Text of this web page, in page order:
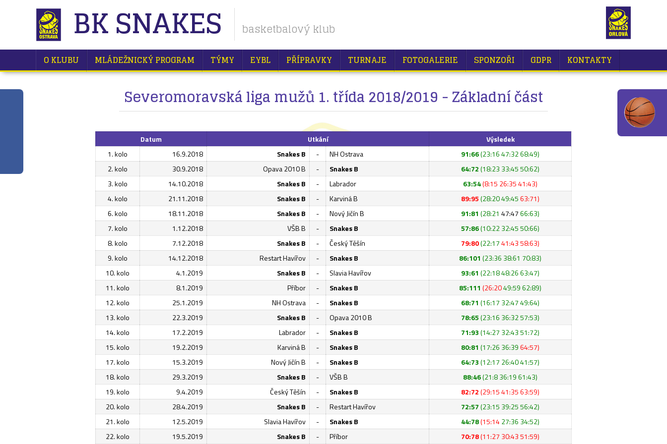
BK SNAKES basketbalový klub
O KLUBU MLÁDEŽNICKÝ PROGRAM TÝMY EYBL PŘÍPRAVKY TURNAJE FOTOGALERIE SPONZOŘI GDPR KONTAKTY
Severomoravská liga mužů 1. třída 2018/2019 - Základní část
Datum Utkání
Výsledek
1. kolo
16.9.2018 Snakes B - NH Ostrava 91:66(23:16 47:32 68:49)
2. kolo
30.9.2018 Opava 2010 B - Snakes B 64:72(18:23 33:45 50:62)
3. kolo
14.10.2018 Snakes B - Labrador 63:54(8:15 26:35 41:43)
4. kolo
21.11.2018 Snakes B - Karviná B 89:95(28:20 49:4563:71)
6. kolo
18.11.2018 Snakes B - Nový Jičín B 91:81 (28:21 47:4766:63)
7. kolo
1.12.2018 VŠB B - Snakes B 57:86(10:22 32:45 50:66)
8. kolo
7.12.2018 Snakes B - Český Těšín 79:80(22:1741:43 58:63)
9. kolo
14.12.2018 Restart Havířov - Snakes B 86:101 (23:36 38:61 70:83)
10. kolo
4.1.2019 Snakes B - Slavia Havířov 93:61 (22:18 48:26 63:47)
11. kolo
8.1.2019 Příbor - Snakes B 85:111 (26:2049:59 62:89)
12. kolo
25.1.2019 NH Ostrava - Snakes B 68:71 (16:17 32:47 49:64)
13. kolo
22.3.2019 Snakes B - Opava 2010 B 78:65(23:16 36:32 57:53)
14. kolo
17.2.2019 Labrador - Snakes B 71:93(14:27 32:43 51:72)
15. kolo
19.2.2019 Karviná B - Snakes B 80:81 (17:26 36:3964:57)
17. kolo
15.3.2019 Nový Jičín B - Snakes B 64:73(12:17 26:40 41:57)
18. kolo
29.3.2019 Snakes B - VŠB B 88:46(21:8 36:19 61:43)
19. kolo
9.4.2019 Český Těšín - Snakes B 82:72(29:15 41:35 63:59)
20. kolo
28.4.2019 Snakes B - RestartHavířov 72:57(23:15 39:25 56:42)
21. kolo
12.5.2019 Slavia Havířov - Snakes B 44:78(15:1427:36 34:52)
22. kolo
19.5.2019 Snakes B - Příbor 70:78(11:27 30:43 51:59)